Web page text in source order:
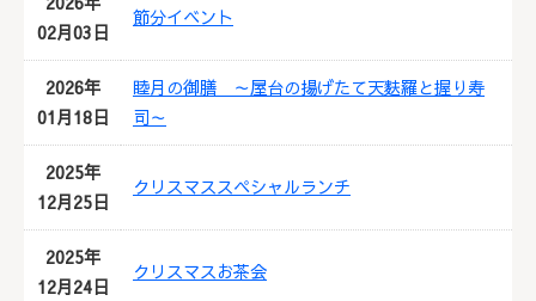
02月03日
節分イベント
2026年
01月18日
睦月の御膳 ～屋台の揚げたて天麩羅と握り寿
司～
2025年
12月25日
クリスマススペシャルランチ
2025年
12月24日
クリスマスお茶会